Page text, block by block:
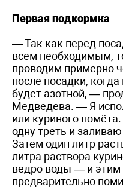
Первая подкормка
— Так как перед
всем необходимым,
проводим примерно
после посадки,
будет азотной, —
Медведева. — Я
или куриного
одну треть и
Затем один литр
литра раствора
ведро воды — и
предварительно